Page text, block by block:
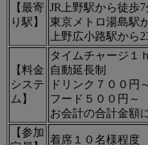
【最寄
り駅】
JR上野駅から徒歩7
東京メトロ湯島駅
上野広小路駅から
【料金
システ
ム】
タイムチャージ１
自動延長制
ドリンク７００円～
フード５００円～
お会計の合計金額
【参加
着席１０名様程度